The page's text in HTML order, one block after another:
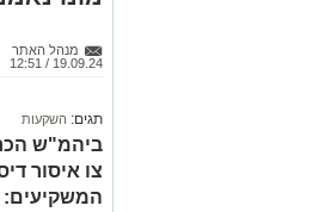
מנהל האתר
19.09.24 / 12:51
תגים: השקעות
צו איסור
המשקיעים: